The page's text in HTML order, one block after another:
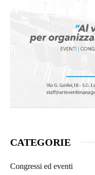
CATEGORIE
Congressi ed eventi